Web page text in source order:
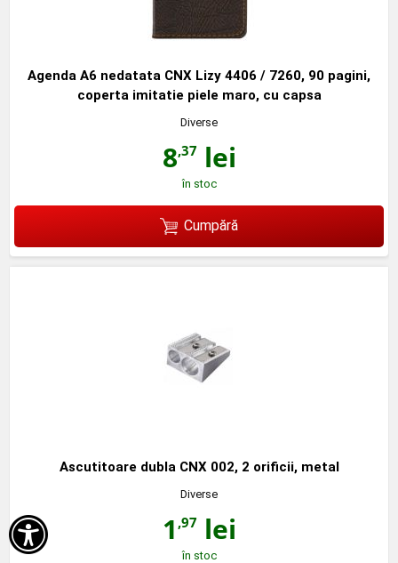

Agenda A6 nedatata CNX Lizy 4406 / 7260, 90 pagini,
coperta imitatie piele maro, cu capsa
Diverse
8,37lei
în stoc
Cumpără
Ascutitoare dubla CNX 002, 2 orificii, metal
Diverse
1 ,97lei
în stoc